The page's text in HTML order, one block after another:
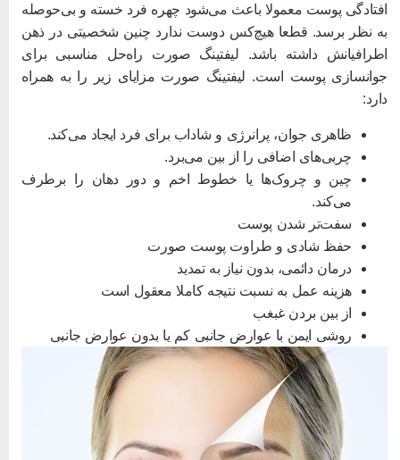
پوست معمولا باعث می‌شود چهره فرد خسته و بی‌حوصله
نظر برسد. قطعا هیچ‌کس دوست ندارد چنین شخصیتی در ذهن
داشته باشد. لیفتینگ صورت راه‌حل مناسبی برای
پوست است. لیفتینگ صورت مزایای زیر را به همراه
ظاهری جوان، پرانرژی و شاداب برای فرد ایجاد می‌کند.
چربی‌های اضافی را از بین می‌برد.
چین و چروک‌ها یا خطوط اخم و دور دهان را برطرف
می‌کند.
سفت‌تر شدن پوست
حفظ شادی و طراوت پوست صورت
درمان دائمی، بدون نیاز به تمدید
هزینه عمل به نسبت نتیجه کاملا معقول است
از بین بردن غبغب
روشی ایمن با عوارض جانبی کم یا بدون عوارض جانبی